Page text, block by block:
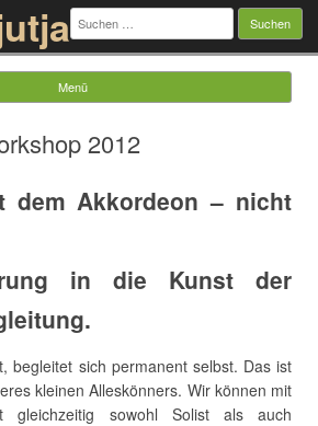
Suchen
nach:
Menü
2012
dem Akkordeon – nicht
in die Kunst der
begleitet sich permanent selbst. Das ist
kleinen Alleskönners. Wir können mit
gleichzeitig sowohl Solist als auch